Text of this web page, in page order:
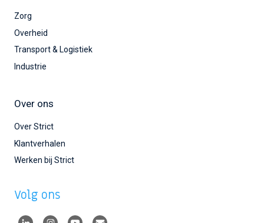
Zorg
Overheid
Transport & Logistiek
Industrie
Over ons
Over Strict
Klantverhalen
Werken bij Strict
Volg ons